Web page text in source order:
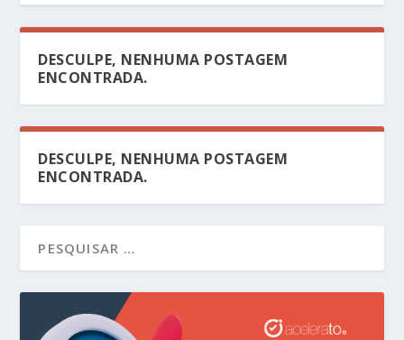
DESCULPE, NENHUMA POSTAGEM
ENCONTRADA.
DESCULPE, NENHUMA POSTAGEM
ENCONTRADA.